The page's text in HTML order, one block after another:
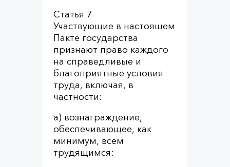
Статья 7
Участвующие в настоящем
Пакте государства
признают право каждого
на справедливые и
благоприятные условия
труда, включая, в
частности:
a) вознаграждение,
обеспечивающее, как
минимум, всем
трудящимся: